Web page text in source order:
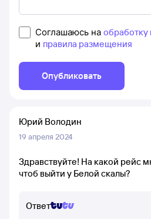
Соглашаюсь на обработку
и правила размещения
Опубликовать
Юрий Володин
19 апреля 2024
Здравствуйте! На какой рейс
чтоб выйти у Белой скалы?
Ответ